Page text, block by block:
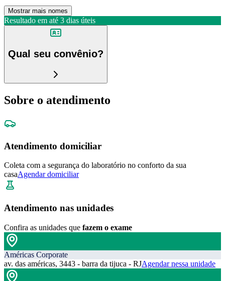
Mostrar mais nomes
Resultado em até 3 dias úteis
Qual seu convênio?
Sobre o atendimento
Atendimento domiciliar
Coleta com a segurança do laboratório no conforto da sua
casaAgendar domiciliar
Atendimento nas unidades
Confira as unidades que fazem o exame
Américas Corporate
av. das américas, 3443 - barra da tijuca - RJAgendar nessa unidade